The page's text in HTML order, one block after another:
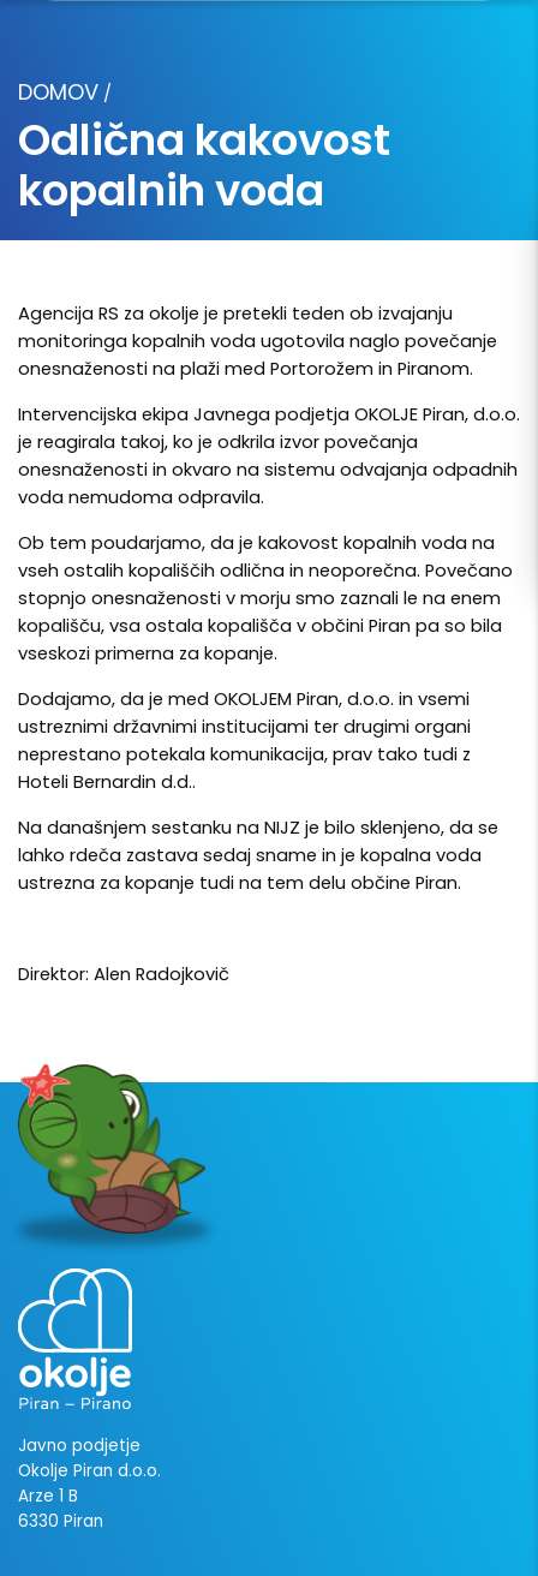
DOMOV /
Odlična kakovost
kopalnih voda
Agencija RS za okolje je pretekli teden ob izvajanju
monitoringa kopalnih voda ugotovila naglo povečanje
onesnaženosti na plaži med Portorožem in Piranom.
Intervencijska ekipa Javnega podjetja OKOLJE Piran, d.o.o.
je reagirala takoj, ko je odkrila izvor povečanja
onesnaženosti in okvaro na sistemu odvajanja odpadnih
voda nemudoma odpravila.
Ob tem poudarjamo, da je kakovost kopalnih voda na
vseh ostalih kopališčih odlična in neoporečna. Povečano
stopnjo onesnaženosti v morju smo zaznali le na enem
kopališču, vsa ostala kopališča v občini Piran pa so bila
vseskozi primerna za kopanje.
Dodajamo, da je med OKOLJEM Piran, d.o.o. in vsemi
ustreznimi državnimi institucijami ter drugimi organi
neprestano potekala komunikacija, prav tako tudi z
Hoteli Bernardin d.d..
Na današnjem sestanku na NIJZ je bilo sklenjeno, da se
lahko rdeča zastava sedaj sname in je kopalna voda
ustrezna za kopanje tudi na tem delu občine Piran.
Direktor: Alen Radojkovič
Javno podjetje
Okolje Piran d.o.o.
Arze 1 B
6330 Piran